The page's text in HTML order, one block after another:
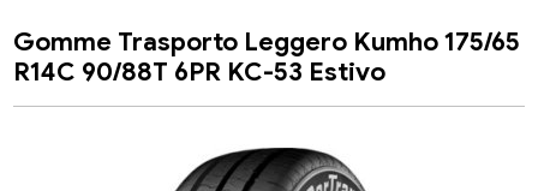
Gomme Trasporto Leggero Kumho 175/65
R14C 90/88T 6PR KC-53 Estivo